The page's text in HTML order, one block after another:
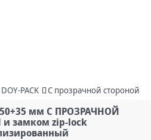
PACK С прозрачной стороной
мм С ПРОЗРАЧНОЙ
замком zip-lock